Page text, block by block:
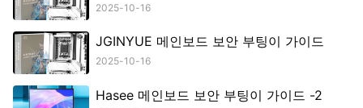
2025-10-16
JGINYUE 메인보드 보안 부팅이 가이드
2025-10-16
Hasee 메인보드 보안 부팅이 가이드 -2